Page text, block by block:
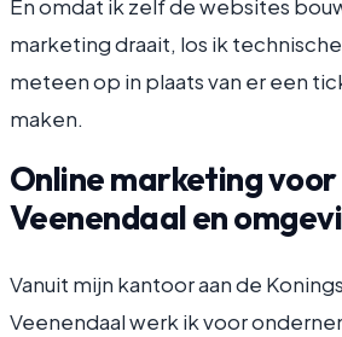
En omdat ik zelf de websites
marketing draait, los ik
meteen op in plaats van er een
maken.
Online marketing
Veenendaal en
Vanuit mijn kantoor aan de
Veenendaal werk ik voor